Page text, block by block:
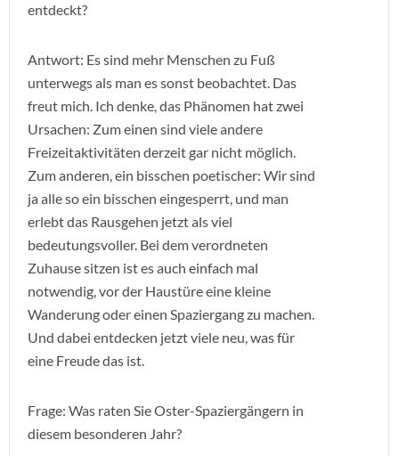
entdeckt?
Antwort: Es sind mehr Menschen zu Fuß
unterwegs als man es sonst beobachtet. Das
freut mich. Ich denke, das Phänomen hat zwei
Ursachen: Zum einen sind viele andere
Freizeitaktivitäten derzeit gar nicht möglich.
Zum anderen, ein bisschen poetischer: Wir sind
ja alle so ein bisschen eingesperrt, und man
erlebt das Rausgehen jetzt als viel
bedeutungsvoller. Bei dem verordneten
Zuhause sitzen ist es auch einfach mal
notwendig, vor der Haustüre eine kleine
Wanderung oder einen Spaziergang zu machen.
Und dabei entdecken jetzt viele neu, was für
eine Freude das ist.
Frage: Was raten Sie Oster-Spaziergängern in
diesem besonderen Jahr?